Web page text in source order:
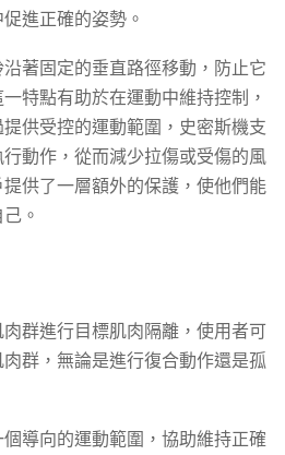
進正確的姿勢。
著固定的垂直路徑移動，防止它
特點有助於在運動中維持控制，
供受控的運動範圍，史密斯機支
動作，從而減少拉傷或受傷的風
供了一層額外的保護，使他們能
。
群進行目標肌肉隔離，使用者可
群，無論是進行復合動作還是孤
導向的運動範圍，協助維持正確